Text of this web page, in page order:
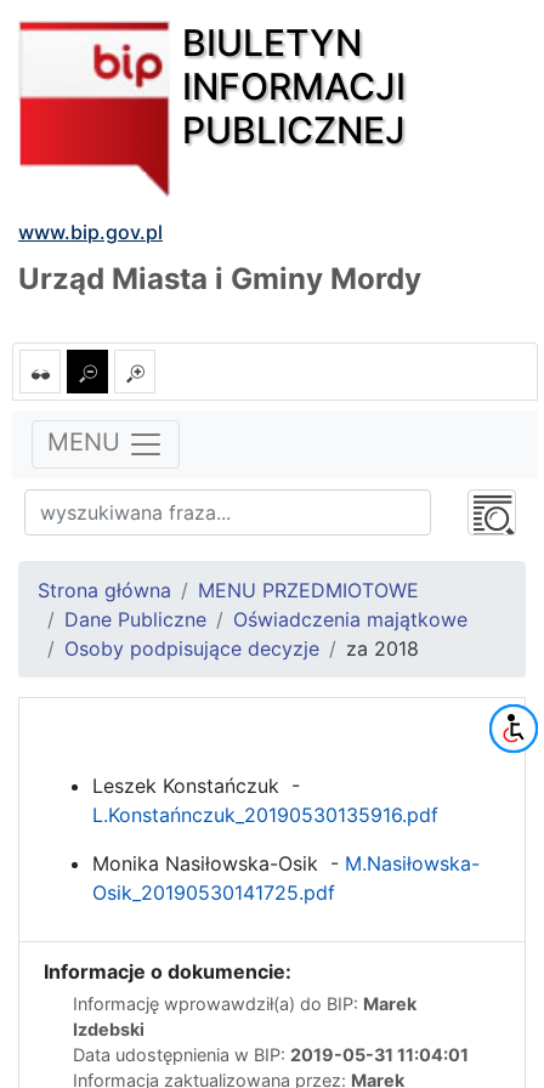
BIULETYN
INFORMACJI
PUBLICZNEJ
www.bip.gov.pl
Urząd Miasta i Gminy Mordy
MENU
Strona główna
MENU PRZEDMIOTOWE
Dane Publiczne
Oświadczenia majątkowe
Osoby podpisujące decyzje
za 2018
Leszek Konstańczuk -
L.Konstańnczuk_20190530135916.pdf
Monika Nasiłowska-Osik - M.Nasiłowska-
Osik_20190530141725.pdf
Informacje o dokumencie:
Informację wprowawdził(a) do BIP: Marek
Izdebski
Data udostępnienia w BIP: 2019-05-31 11:04:01
Informacja zaktualizowana przez: Marek